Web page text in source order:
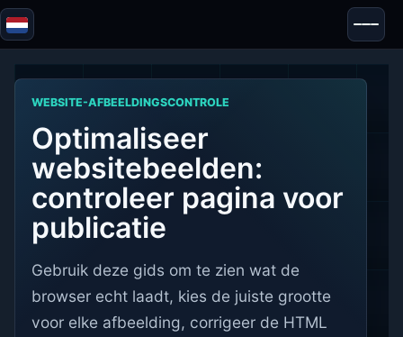
Blazor
Tools
Tests & Beoordelingen
WEBSITE-AFBEELDINGSCONTROLE
Optimaliseer
websitebeelden:
controleer pagina voor
publicatie
Gebruik deze gids om te zien wat de
browser echt laadt, kies de juiste grootte
voor elke afbeelding, corrigeer de HTML